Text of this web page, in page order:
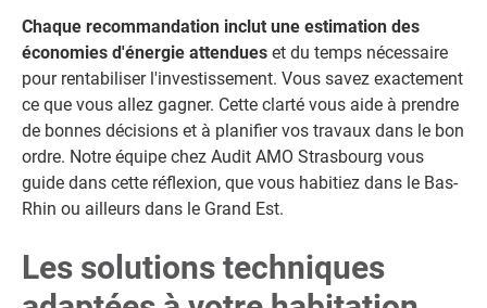
Chaque recommandation inclut une estimation des
économies d'énergie attendues et du temps nécessaire
pour rentabiliser l'investissement. Vous savez exactement
ce que vous allez gagner. Cette clarté vous aide à prendre
de bonnes décisions et à planifier vos travaux dans le bon
ordre. Notre équipe chez Audit AMO Strasbourg vous
guide dans cette réflexion, que vous habitiez dans le Bas-
Rhin ou ailleurs dans le Grand Est.
Les solutions techniques